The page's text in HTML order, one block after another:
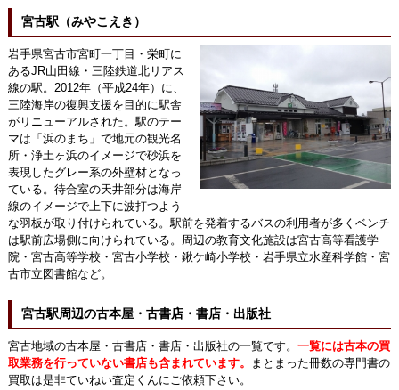
宮古駅（みやこえき）
岩手県宮古市宮町一丁目・栄町に
あるJR山田線・三陸鉄道北リアス
線の駅。2012年（平成24年）に、
三陸海岸の復興支援を目的に駅舎
がリニューアルされた。駅のテー
マは「浜のまち」で地元の観光名
所・浄土ヶ浜のイメージで砂浜を
表現したグレー系の外壁材となっ
ている。待合室の天井部分は海岸
線のイメージで上下に波打つよう
な羽板が取り付けられている。駅前を発着するバスの利用者が多くベンチ
は駅前広場側に向けられている。周辺の教育文化施設は宮古高等看護学
院・宮古高等学校・宮古小学校・鍬ケ崎小学校・岩手県立水産科学館・宮
古市立図書館など。
宮古駅周辺の古本屋・古書店・書店・出版社
宮古地域の古本屋・古書店・書店・出版社の一覧です。 一覧には古本の買
取業務を行っていない書店も含まれています。
まとまった冊数の専門書の
買取は是非ていねい査定くんにご依頼下さい。